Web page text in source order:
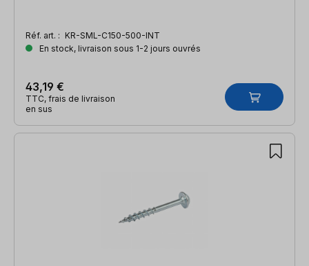
Réf. art. : KR-SML-C150-500-INT
En stock, livraison sous 1-2 jours ouvrés
43,19 €
TTC, frais de livraison
en sus